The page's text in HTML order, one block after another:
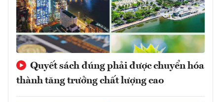
Quyết sách đúng phải được chuyển hóa
thành tăng trưởng chất lượng cao